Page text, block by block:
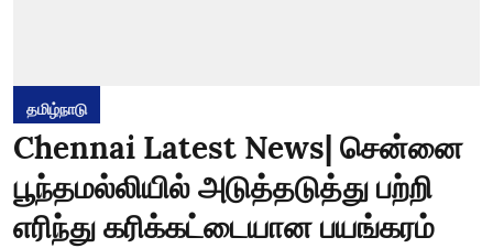
தமிழ்நாடு
Chennai Latest News| சென்னை
பூந்தமல்லியில் அடுத்தடுத்து பற்றி
எரிந்து கரிக்கட்டையான பயங்கரம்